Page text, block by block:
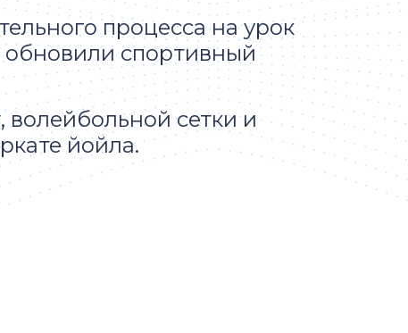
процесса на урок
спортивный
сетки и
йойла.